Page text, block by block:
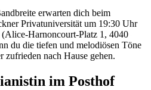
erwarten dich beim
Privatuniversität um 19:30 Uhr
Harnoncourt-Platz 1, 4040
du die tiefen und melodiösen Töne
zufrieden nach Hause gehen.
im Posthof